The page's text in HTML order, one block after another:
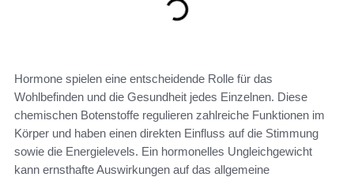
Hormone spielen eine entscheidende Rolle für das
Wohlbefinden und die Gesundheit jedes Einzelnen. Diese
chemischen Botenstoffe regulieren zahlreiche Funktionen im
Körper und haben einen direkten Einfluss auf die Stimmung
sowie die Energielevels. Ein hormonelles Ungleichgewicht
kann ernsthafte Auswirkungen auf das allgemeine